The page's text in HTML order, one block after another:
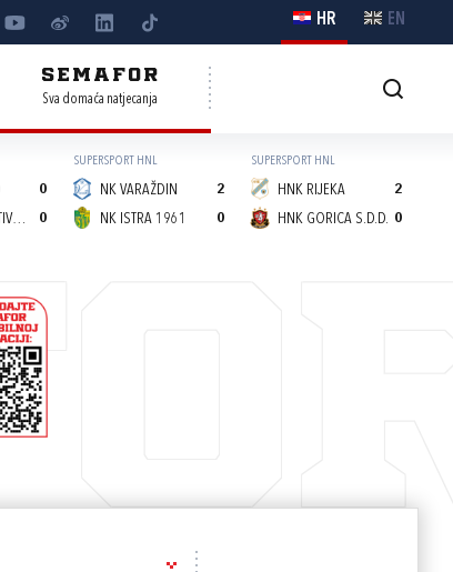
HR EN
SEMAFOR
Sva domaća natjecanja
0
0
NK LOKOMOTIVA (Z)
SUPERSPORT HNL
NK VARAŽDIN
2
0
NK ISTRA 1961
SUPERSPORT HNL
HNK RIJEKA
2
0
HNK GORICA S.D.D.